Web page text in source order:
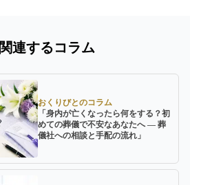
関連するコラム
おくりびとのコラム
「身内が亡くなったら何をする？初
めての葬儀で不安なあなたへ ― 葬
儀社への相談と手配の流れ」